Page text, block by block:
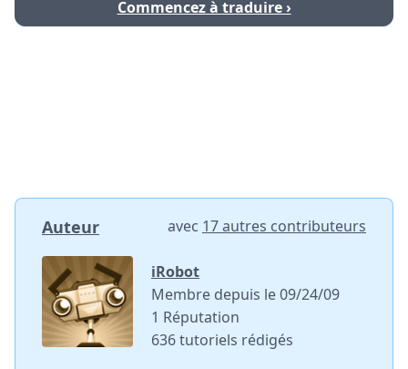
Commencez à traduire ›
Auteur avec 17 autres contributeurs
iRobot
Membre depuis le 09/24/09
1 Réputation
636 tutoriels rédigés